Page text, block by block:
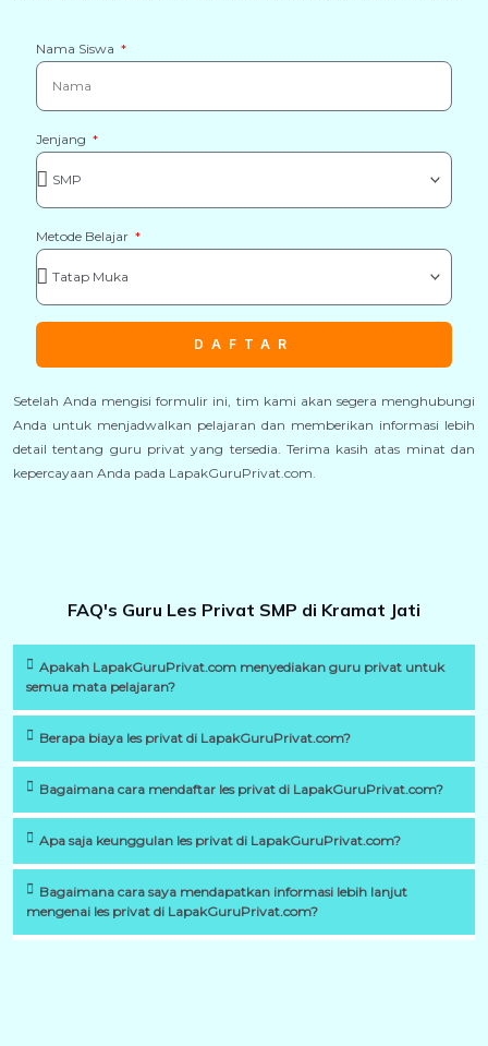
Nama Siswa
Jenjang
Metode Belajar
DAFTAR
Setelah Anda mengisi formulir ini, tim kami akan segera menghubungi
Anda untuk menjadwalkan pelajaran dan memberikan informasi lebih
detail tentang guru privat yang tersedia. Terima kasih atas minat dan
kepercayaan Anda pada LapakGuruPrivat.com.
FAQ's Guru Les Privat SMP di Kramat Jati
Apakah LapakGuruPrivat.com menyediakan guru privat untuk
semua mata pelajaran?
Berapa biaya les privat di LapakGuruPrivat.com?
Bagaimana cara mendaftar les privat di LapakGuruPrivat.com?
Apa saja keunggulan les privat di LapakGuruPrivat.com?
Bagaimana cara saya mendapatkan informasi lebih lanjut
mengenai les privat di LapakGuruPrivat.com?